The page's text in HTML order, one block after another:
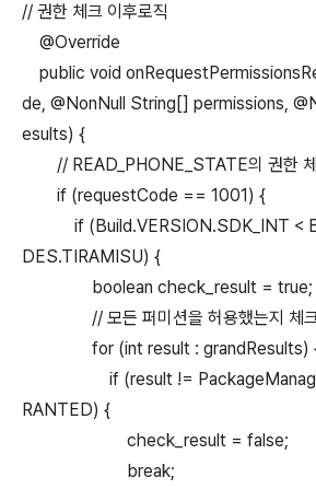
// 권한 체크 이후로직
@Override
public void
de, @NonNull String[] permissions,
esults) {
// READ_PHONE_STATE의 권한 체
if (requestCode == 1001) {
if (Build.VERSION.SDK_INT <
DES.TIRAMISU) {
boolean check_result = true;
// 모든 퍼미션을 허용했는지 체
for (int result : grandResults)
if (result !=
RANTED) {
check_result = false;
break;